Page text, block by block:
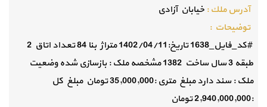
آدرس ملك :خیابان آزادی
توضيحات :
#کد_فایل_1638 تاریخ:1402/04/11 متراژ بنا 84 تعداد اتاق 2
طبقه 3 سال ساخت 1382 مشخصه ملک : بازسازی شده وضعیت
ملک : سند دارد مبلغ متری :35,000,000 تومان مبلغ کل
:2,940,000,000 تومان